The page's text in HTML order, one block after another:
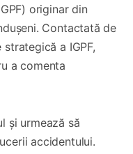
originar din
Contactată de
a IGPF,
a comenta
și urmează să
accidentului.